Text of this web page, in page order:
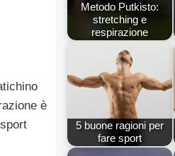
è
Metodo Putkisto:
stretching e
respirazione
5 buone ragioni per
fare sport